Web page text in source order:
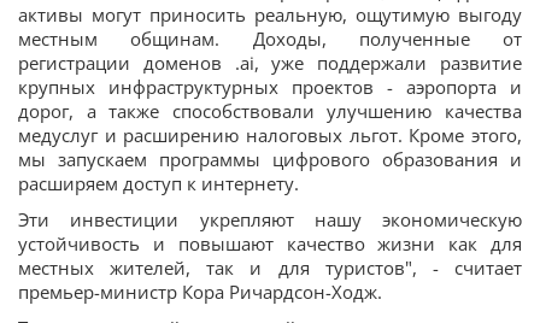
активы могут приносить реальную, ощутимую выгоду
местным общинам. Доходы, полученные от
регистрации доменов .ai, уже поддержали развитие
крупных инфраструктурных проектов - аэропорта и
дорог, а также способствовали улучшению качества
медуслуг и расширению налоговых льгот. Кроме этого,
мы запускаем программы цифрового образования и
расширяем доступ к интернету.
Эти инвестиции укрепляют нашу экономическую
устойчивость и повышают качество жизни как для
местных жителей, так и для туристов", - считает
премьер-министр Кора Ричардсон-Ходж.